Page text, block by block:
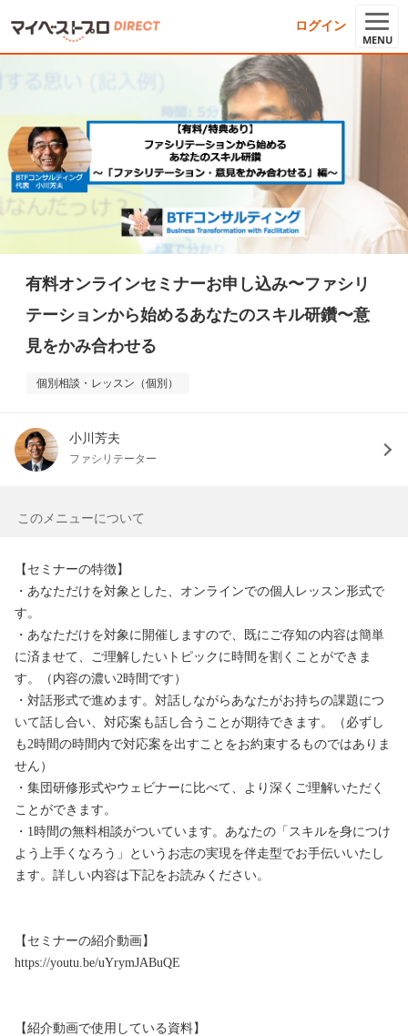
ログイン
MENU
有料オンラインセミナーお申し込み〜ファシリ
テーションから始めるあなたのスキル研鑽〜意
見をかみ合わせる
個別相談・レッスン（個別）
小川芳夫
ファシリテーター
このメニューについて
【セミナーの特徴】
・あなただけを対象とした、オンラインでの個人レッスン形式で
す。
・あなただけを対象に開催しますので、既にご存知の内容は簡単
に済ませて、ご理解したいトピックに時間を割くことができま
す。（内容の濃い2時間です）
・対話形式で進めます。対話しながらあなたがお持ちの課題につ
いて話し合い、対応案も話し合うことが期待できます。（必ずし
も2時間の時間内で対応案を出すことをお約束するものではありま
せん）
・集団研修形式やウェビナーに比べて、より深くご理解いただく
ことができます。
・1時間の無料相談がついています。あなたの「スキルを身につけ
よう上手くなろう」というお志の実現を伴走型でお手伝いいたし
ます。詳しい内容は下記をお読みください。
【セミナーの紹介動画】
https://youtu.be/uYrymJABuQE
【紹介動画で使用している資料】